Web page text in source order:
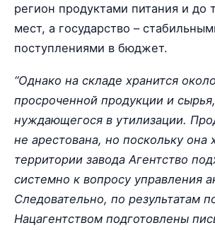
регион продуктами питания и до
мест, а государство –
поступлениями в бюджет.
“Однако на складе хранится
просроченной продукции и сырья,
нуждающегося в утилизации.
не арестована, но поскольку она
территории завода Агентство
системно к вопросу управления
Следовательно, по результатам
Нацагентством подготовлены